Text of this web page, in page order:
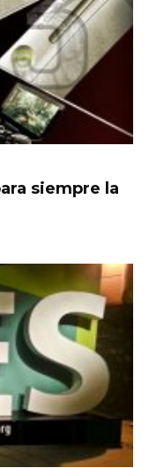
siempre la